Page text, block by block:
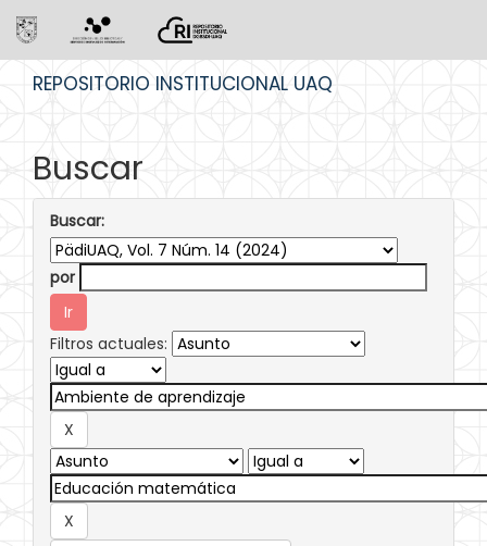
REPOSITORIO INSTITUCIONAL UAQ
Buscar
Buscar:
por
Filtros actuales: